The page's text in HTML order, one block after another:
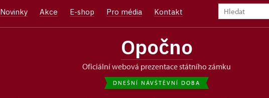
Novinky Akce E-shop Pro média Kontakt
Opočno
oficiální webová prezentace státního zámku
DNEŠNÍ NÁVŠTĚVNÍ DOBA